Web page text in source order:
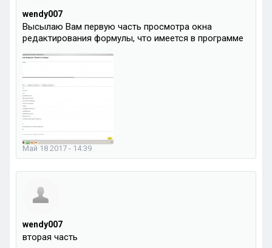
wendy007
Высылаю Вам первую часть просмотра окна
редактирования формулы, что имеется в программе
Май 18 2017 - 14:39
wendy007
вторая часть